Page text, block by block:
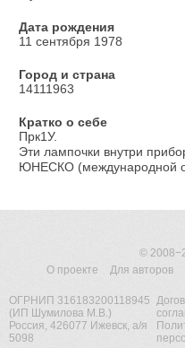
Дата рождения
11 сентября 1978
Город и страна
14111963
Кратко о себе
Прк1У.
Эти лампочки внутри
ЮНЕСКО (международной
©
О проекте
Для авторов
ОГРНИП 316183200118945
(ИП Шумилова М.В.)
Россия, 426077 Ижевск, а/я
5098